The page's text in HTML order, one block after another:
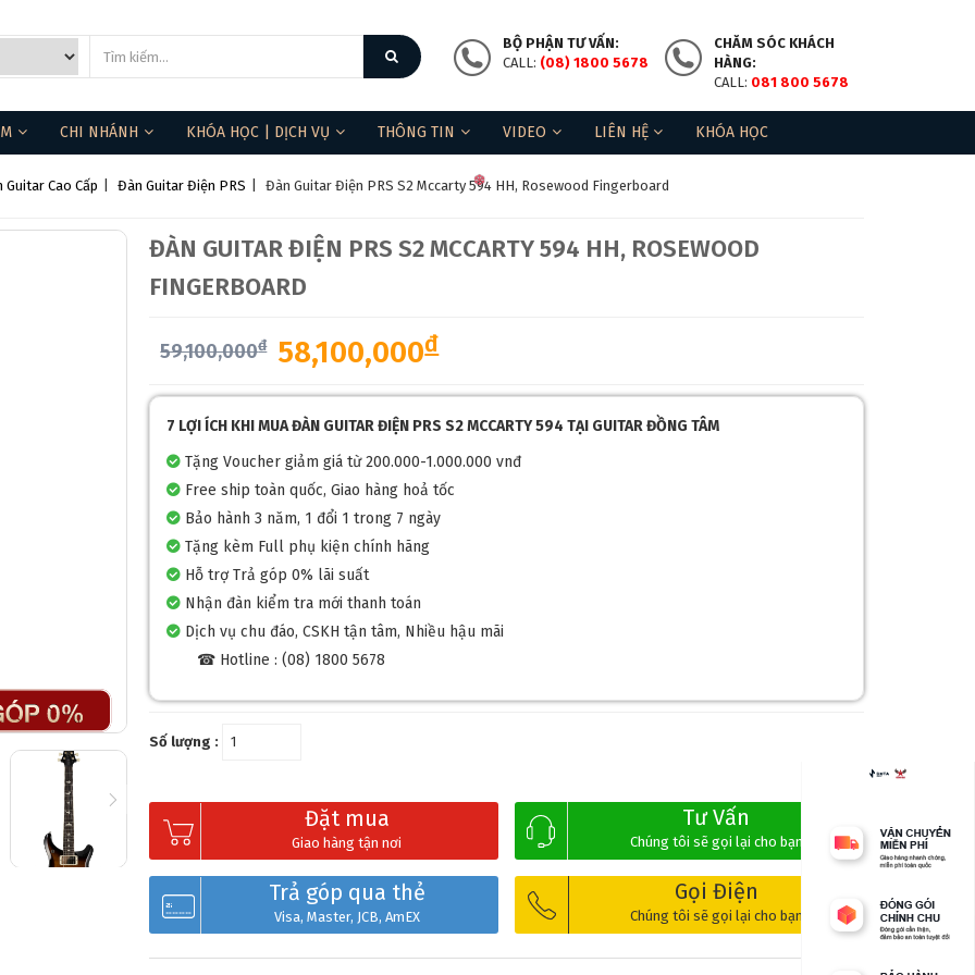
BỘ PHẬN TƯ VẤN:
CALL: (08) 1800 5678
CHĂM SÓC KHÁCH
HÀNG:
CALL: 081 800 5678
CHI NHÁNH KHÓA HỌC | DỊCH VỤ THÔNG TIN VIDEO LIÊN HỆ KHÓA HỌC
❆
Guitar Cao Cấp Đàn Guitar Điện PRS Đàn Guitar Điện PRS S2 Mccarty 594 HH, Rosewood Fingerboard
ĐÀN GUITAR ĐIỆN PRS S2 MCCARTY 594 HH, ROSEWOOD
FINGERBOARD
59,100,000đ 58,100,000đ
7 LỢI ÍCH KHI MUA ĐÀN GUITAR ĐIỆN PRS S2 MCCARTY 594 TẠI GUITAR ĐỒNG TÂM
Tặng Voucher giảm giá từ 200.000-1.000.000 vnđ
Free ship toàn quốc, Giao hàng hoả tốc
Bảo hành 3 năm, 1 đổi 1 trong 7 ngày
Tặng kèm Full phụ kiện chính hãng
Hỗ trợ Trả góp 0% lãi suất
Nhận đàn kiểm tra mới thanh toán
Dịch vụ chu đáo, CSKH tận tâm, Nhiều hậu mãi
☎ Hotline : (08) 1800 5678
Số lượng :
Đặt mua
Giao hàng tận nơi
Tư Vấn
Chúng tôi sẽ gọi lại cho bạn
Trả góp qua thẻ
Visa, Master, JCB, AmEX
Gọi Điện
Chúng tôi sẽ gọi lại cho bạn